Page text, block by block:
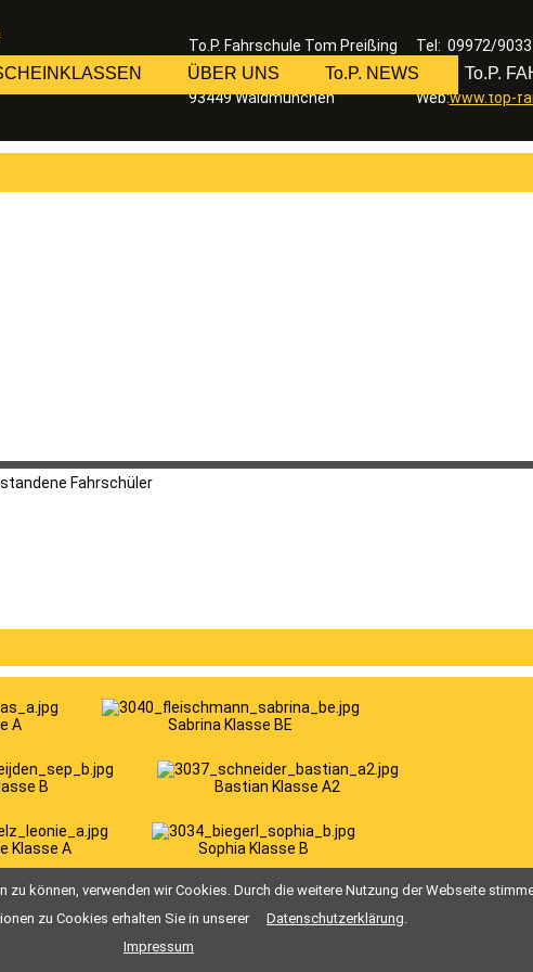
To.P. Fahrschule Tom Preißing
Inhaber: Thomas Preißing
Bahnhofstraße 20
93449 Waldmünchen
Tel: 09972/
Fax: 09972/
E-Mail:
Web:www.top-
ÜBER UNS To.P. NEWS To.P.
Fahrschüler
A Sabrina Klasse BE
B Bastian Klasse A2
Klasse A
Sophia Klasse B
226225 224223222221Ende »
können, verwenden wir Cookies. Durch die weitere Nutzung der Webseite
zu Cookies erhalten Sie in unserer
Datenschutzerklärung.
Impressum